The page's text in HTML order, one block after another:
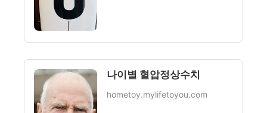
나이별 혈압정상수치
hometoy.mylifetoyou.com